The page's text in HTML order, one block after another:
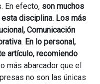
En efecto, son muchos
esta disciplina. Los más
Comunicación
. En lo personal,
artículo, recomiendo
más abarcador que el
no son las únicas